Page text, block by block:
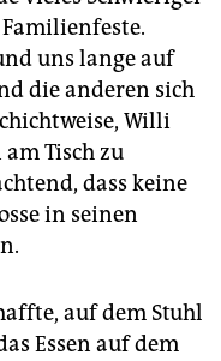
uns lange auf
die anderen sich
Willi
Tisch zu
dass keine
in seinen
auf dem Stuhl
Essen auf dem